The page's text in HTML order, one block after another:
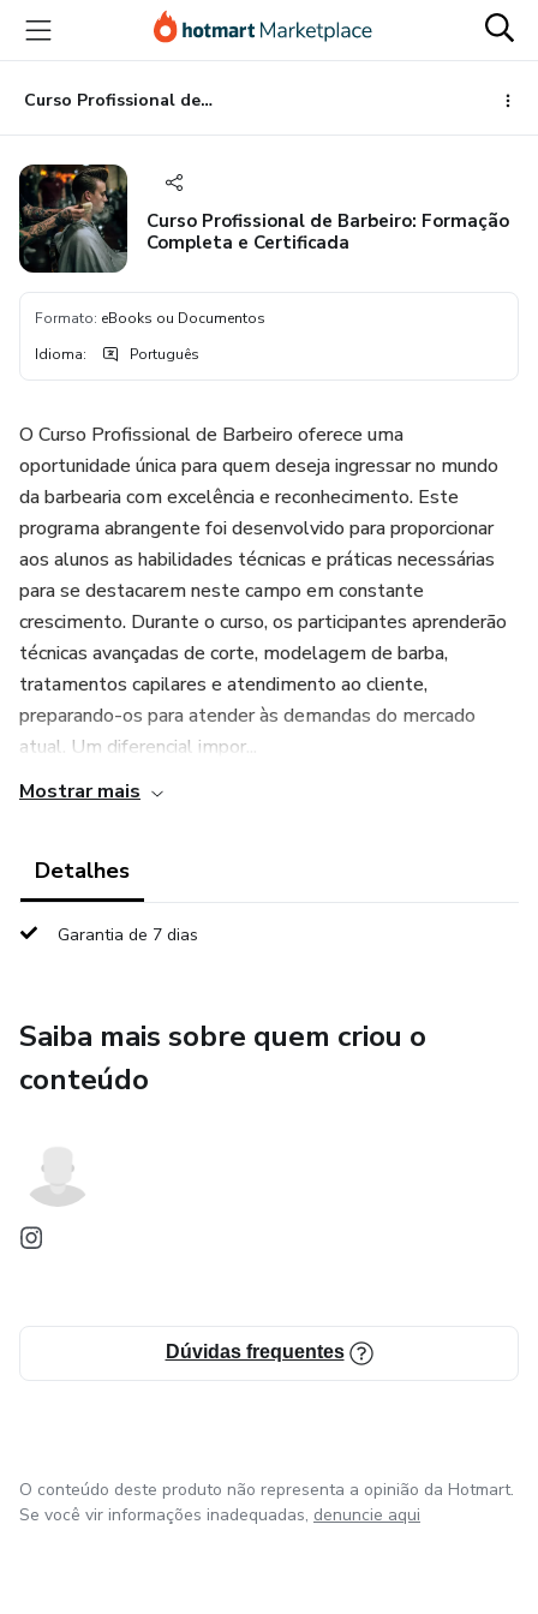
para
conteúdo
principal
para
pagamento
para
rodapé
Curso Profissional de Barbeiro: Formação Completa e Certificada
Curso Profissional de Barbeiro: Formação
Completa e Certificada
Formato: eBooks ou Documentos
Idioma: Português
O Curso Profissional de Barbeiro oferece uma
oportunidade única para quem deseja ingressar no mundo
da barbearia com excelência e reconhecimento. Este
programa abrangente foi desenvolvido para proporcionar
aos alunos as habilidades técnicas e práticas necessárias
para se destacarem neste campo em constante
crescimento. Durante o curso, os participantes aprenderão
técnicas avançadas de corte, modelagem de barba,
tratamentos capilares e atendimento ao cliente,
preparando-os para atender às demandas do mercado
atual. Um diferencial impor...
Mostrar mais
Detalhes
Garantia de 7 dias
Saiba mais sobre quem criou o
conteúdo
Dúvidas frequentes
O conteúdo deste produto não representa a opinião da Hotmart.
Se você vir informações inadequadas, denuncie aqui